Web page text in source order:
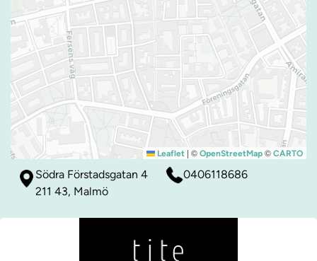
Leaflet | © OpenStreetMap © CARTO
Södra Förstadsgatan 4
211 43, Malmö
0406118686